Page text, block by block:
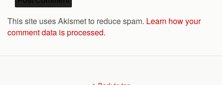
This site uses Akismet to reduce spam. Learn how your
comment data is processed.